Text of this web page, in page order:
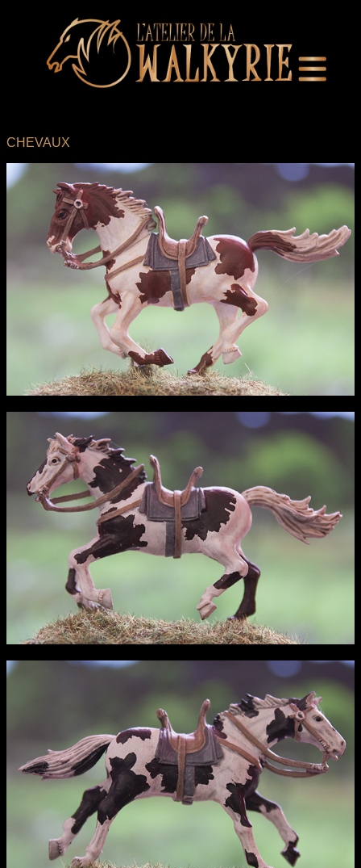
CHEVAUX